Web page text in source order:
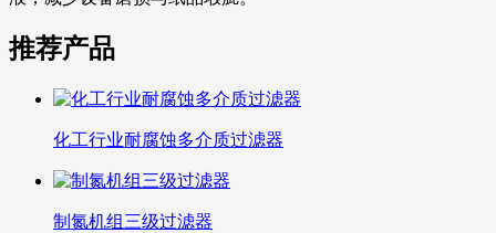
推荐产品
化工行业耐腐蚀多介质过滤器
制氮机组三级过滤器